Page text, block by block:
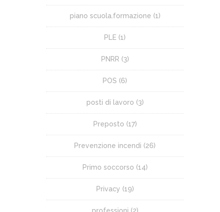
piano scuola.formazione (1)
PLE (1)
PNRR (3)
POS (6)
posti di lavoro (3)
Preposto (17)
Prevenzione incendi (26)
Primo soccorso (14)
Privacy (19)